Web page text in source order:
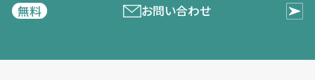
無料
お問い合わせ